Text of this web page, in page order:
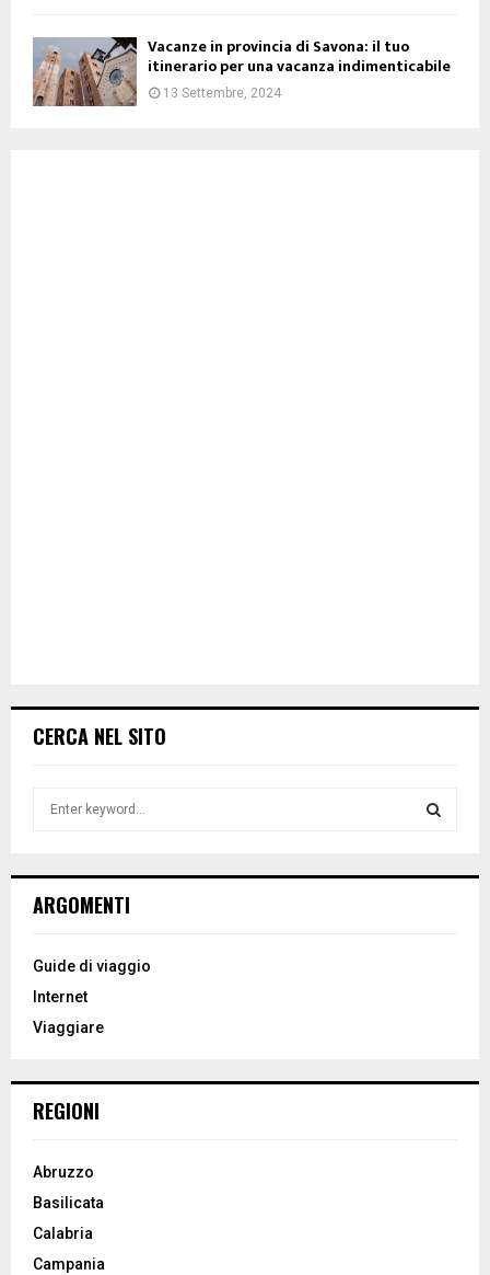
Vacanze in provincia di Savona: il tuo
itinerario per una vacanza indimenticabile
13 Settembre, 2024
CERCA NEL SITO
h
o
:
ARGOMENTI
Guide di viaggio
Internet
Viaggiare
REGIONI
Abruzzo
Basilicata
Calabria
Campania